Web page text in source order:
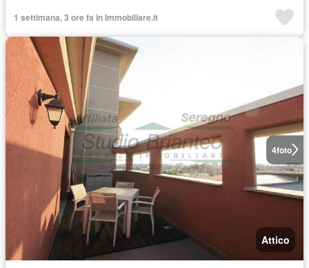
1 settimana, 3 ore fa in Immobiliare.it
4foto
Attico